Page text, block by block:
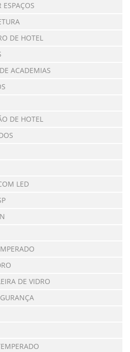
ESPAÇOS
DE HOTEL
ACADEMIAS
DE HOTEL
LED
DE VIDRO